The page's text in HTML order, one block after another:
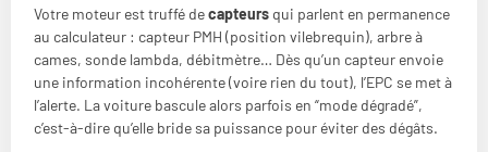
Votre moteur est truffé decapteurs qui parlent en permanence
au calculateur : capteur PMH (position vilebrequin), arbre à
cames, sonde lambda, débitmètre… Dès qu’un capteur envoie
une information incohérente (voire rien du tout), l’EPC se met à
l’alerte. La voiture bascule alors parfois en “mode dégradé”,
c’est-à-dire qu’elle bride sa puissance pour éviter des dégâts.